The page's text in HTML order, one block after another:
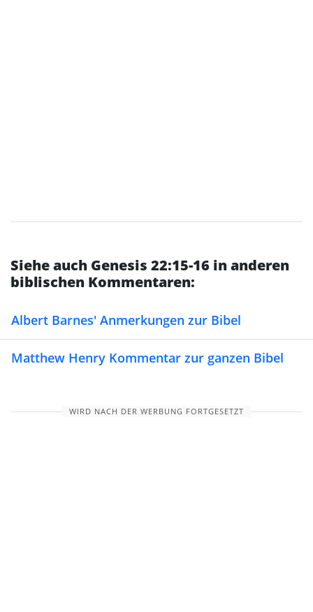
Siehe auch Genesis 22:15-16 in anderen
biblischen Kommentaren:
Albert Barnes' Anmerkungen zur Bibel
Matthew Henry Kommentar zur ganzen Bibel
WIRD NACH DER WERBUNG FORTGESETZT